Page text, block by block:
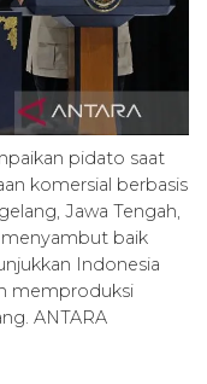
pidato saat
komersial berbasis
Jawa Tengah,
menyambut baik
Indonesia
memproduksi
ANTARA